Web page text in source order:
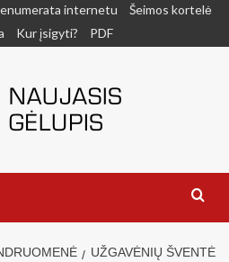
internetu
Šeimos kortelė
Kur įsigyti? PDF
UŽGAVĖNIŲ ŠVENTĖ